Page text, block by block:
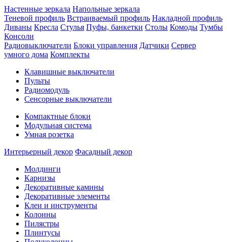
Настенные зеркала Напольные зеркала
Теневой профиль Встраиваемый профиль Накладной профиль
Диваны Кресла Стулья Пуфы, банкетки Столы Комоды Тумбы
Консоли
Радиовыключатели Блоки управления Датчики Сервер
умного дома Комплекты
Клавишные выключатели
Пульты
Радиомодуль
Сенсорные выключатели
Компактные блоки
Модульная система
Умная розетка
Интерьерный декор Фасадный декор
Молдинги
Карнизы
Декоративные камины
Декоративные элементы
Клеи и инструменты
Колонны
Пилястры
Плинтусы